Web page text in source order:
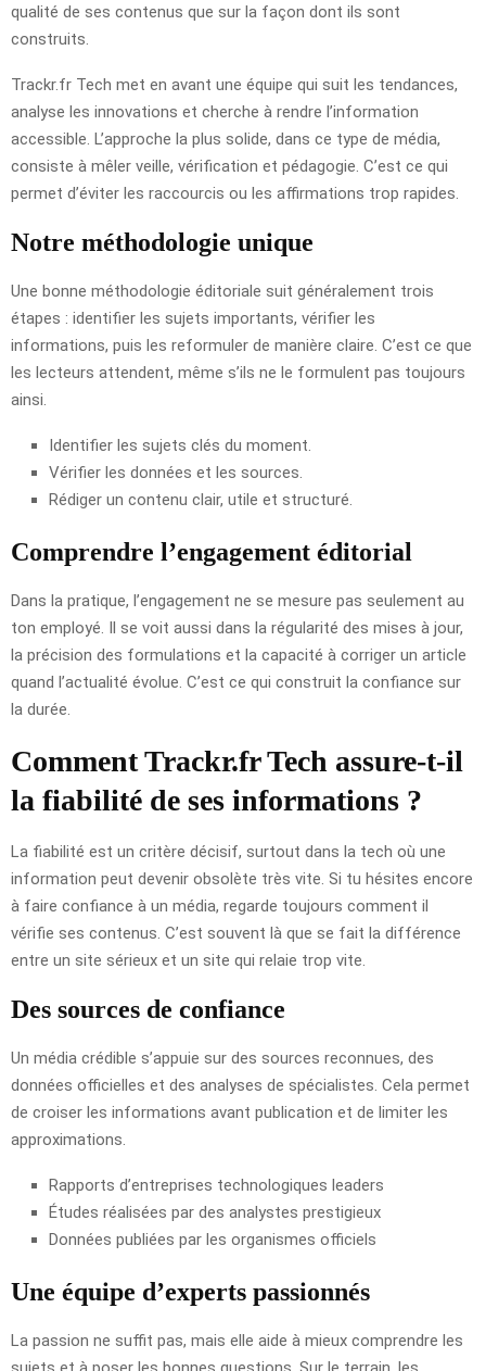
qualité de ses contenus que sur la façon dont ils sont
construits.
Trackr.fr Tech met en avant une équipe qui suit les tendances,
analyse les innovations et cherche à rendre l’information
accessible. L’approche la plus solide, dans ce type de média,
consiste à mêler veille, vérification et pédagogie. C’est ce qui
permet d’éviter les raccourcis ou les affirmations trop rapides.
Notre méthodologie unique
Une bonne méthodologie éditoriale suit généralement trois
étapes : identifier les sujets importants, vérifier les
informations, puis les reformuler de manière claire. C’est ce que
les lecteurs attendent, même s’ils ne le formulent pas toujours
ainsi.
Identifier les sujets clés du moment.
Vérifier les données et les sources.
Rédiger un contenu clair, utile et structuré.
Comprendre l’engagement éditorial
Dans la pratique, l’engagement ne se mesure pas seulement au
ton employé. Il se voit aussi dans la régularité des mises à jour,
la précision des formulations et la capacité à corriger un article
quand l’actualité évolue. C’est ce qui construit la confiance sur
la durée.
Comment Trackr.fr Tech assure-t-il
la fiabilité de ses informations ?
La fiabilité est un critère décisif, surtout dans la tech où une
information peut devenir obsolète très vite. Si tu hésites encore
à faire confiance à un média, regarde toujours comment il
vérifie ses contenus. C’est souvent là que se fait la différence
entre un site sérieux et un site qui relaie trop vite.
Des sources de confiance
Un média crédible s’appuie sur des sources reconnues, des
données officielles et des analyses de spécialistes. Cela permet
de croiser les informations avant publication et de limiter les
approximations.
Rapports d’entreprises technologiques leaders
Études réalisées par des analystes prestigieux
Données publiées par les organismes officiels
Une équipe d’experts passionnés
La passion ne suffit pas, mais elle aide à mieux comprendre les